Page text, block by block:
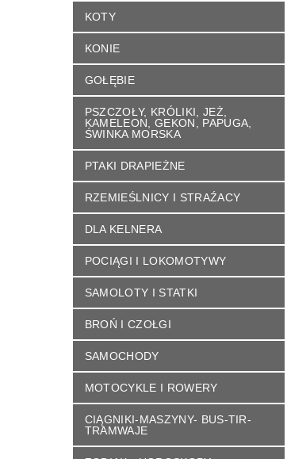
KOTY
KONIE
GOŁĘBIE
PSZCZOŁY, KRÓLIKI, JEŻ,
KAMELEON, GEKON, PAPUGA,
ŚWINKA MORSKA
PTAKI DRAPIEŻNE
RZEMIEŚLNICY I STRAŹACY
DLA KELNERA
POCIĄGI I LOKOMOTYWY
SAMOLOTY I STATKI
BROŃ I CZOŁGI
SAMOCHODY
MOTOCYKLE I ROWERY
CIĄGNIKI-MASZYNY- BUS-TIR-
TRAMWAJE